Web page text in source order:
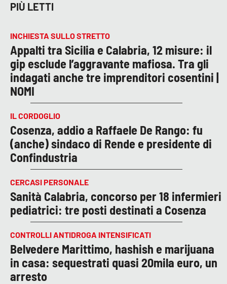
PIÙ LETTI
INCHIESTA SULLO STRETTO
Appalti tra Sicilia e Calabria, 12 misure: il
gip esclude l’aggravante mafiosa. Tra gli
indagati anche tre imprenditori cosentini |
NOMI
IL CORDOGLIO
Cosenza, addio a Raffaele De Rango: fu
(anche) sindaco di Rende e presidente di
Confindustria
CERCASI PERSONALE
Sanità Calabria, concorso per 18 infermieri
pediatrici: tre posti destinati a Cosenza
CONTROLLI ANTIDROGA INTENSIFICATI
Belvedere Marittimo, hashish e marijuana
in casa: sequestrati quasi 20mila euro, un
arresto